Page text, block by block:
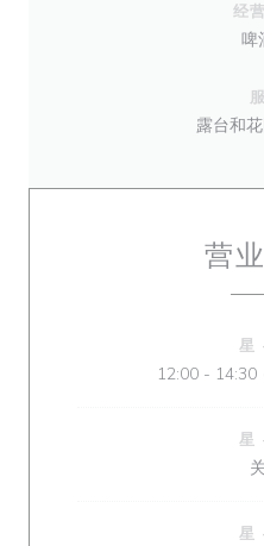
经
啤
露台和
营
星
12:00 - 14:30
星
星